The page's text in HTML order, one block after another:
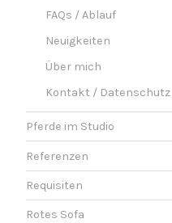
FAQs / Ablauf
Neuigkeiten
Über mich
Kontakt / Datenschutz
Pferde im Studio
Referenzen
Requisiten
Rotes Sofa